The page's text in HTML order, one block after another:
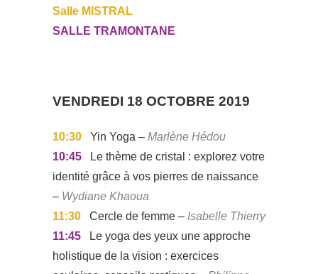
Salle MISTRAL
SALLE TRAMONTANE
VENDREDI 18 OCTOBRE 2019
10:30 Yin Yoga – Marlène Hédou
10:45
Le thème de cristal : explorez votre
identité grâce à vos pierres de naissance
– Wydiane Khaoua
11:30
Cercle de femme – Isabelle Thierry
11:45
Le yoga des yeux une approche
holistique de la vision : exercices